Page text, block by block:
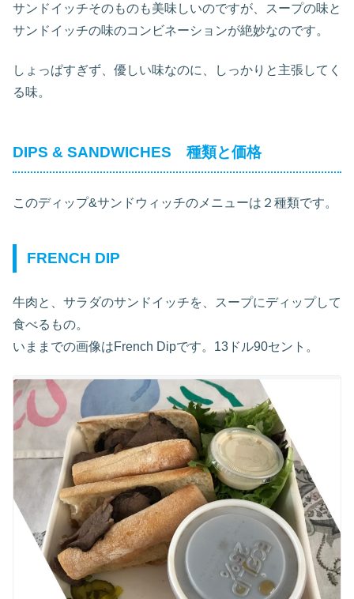
サンドイッチそのものも美味しいのですが、スープの味と
サンドイッチの味のコンビネーションが絶妙なのです。
しょっぱすぎず、優しい味なのに、しっかりと主張してく
る味。
DIPS & SANDWICHES 種類と価格
このディップ&サンドウィッチのメニューは２種類です。
FRENCH DIP
牛肉と、サラダのサンドイッチを、スープにディップして
食べるもの。
いままでの画像はFrench Dipです。13ドル90セント。